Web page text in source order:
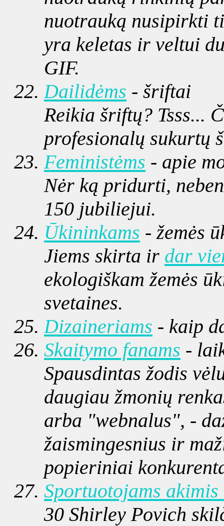
nuotrauką nusipirkti
yra keletas ir veltui
GIF.
Dailidėms - šriftai
Reikia šriftų? Tsss...
profesionalų sukurtų
Feministėms - apie
Nėr ką pridurti,
150 jubiliejui.
Ūkininkams - žemės
Jiems skirta ir dar
ekologiškam žemės
svetaines.
Dizaineriams - kaip
Skaitymo fanams -
Spausdintas žodis
daugiau žmonių
arba "webnalus", -
žaismingesnius ir
popieriniai
Sportuotojams akimis
30 Shirley Povich